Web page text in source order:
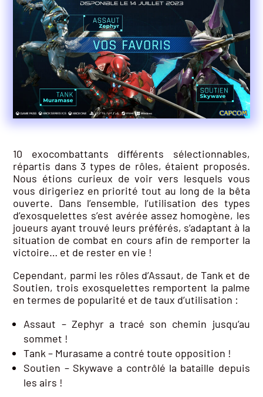
10 exocombattants différents sélectionnables,
répartis dans 3 types de rôles, étaient proposés.
Nous étions curieux de voir vers lesquels vous
vous dirigeriez en priorité tout au long de la bêta
ouverte. Dans l’ensemble, l’utilisation des types
d’exosquelettes s’est avérée assez homogène, les
joueurs ayant trouvé leurs préférés, s’adaptant à la
situation de combat en cours afin de remporter la
victoire… et de rester en vie !
Cependant, parmi les rôles d’Assaut, de Tank et de
Soutien, trois exosquelettes remportent la palme
en termes de popularité et de taux d’utilisation :
Assaut – Zephyr a tracé son chemin jusqu’au
sommet !
Tank – Murasame a contré toute opposition !
Soutien – Skywave a contrôlé la bataille depuis
les airs !